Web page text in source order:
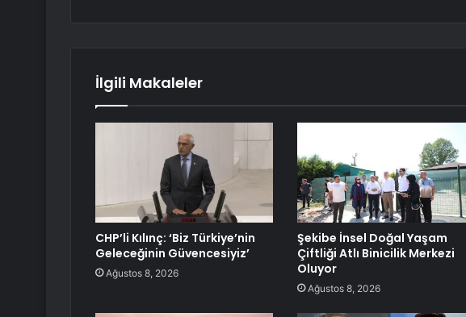
İlgili Makaleler
CHP’li Kılınç: ‘Biz Türkiye’nin
Geleceğinin Güvencesiyiz’
Ağustos 8, 2026
Şekibe İnsel Doğal Yaşam
Çiftliği Atlı Binicilik Merkezi
Oluyor
Ağustos 8, 2026